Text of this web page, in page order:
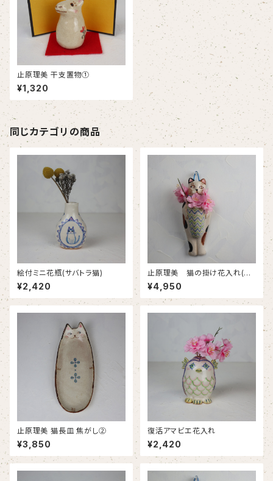
止原理美 干支置物①
¥1,320
同じカテゴリの商品
絵付ミニ花瓶(サバトラ猫)
¥2,420
止原理美 猫の掛け花入れ(三
毛猫)
¥4,950
止原理美 猫長皿 焦がし②
¥3,850
復活アマビエ花入れ
¥2,420